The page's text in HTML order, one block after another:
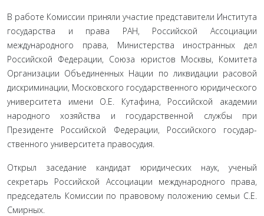
В работе Комиссии приняли участие представители Института
государства и права РАН, Российской Ассоциа­ции
международного права, Министерства иностранных дел
Российской Федерации, Союза юристов Москвы, Комитета
Организации Объединенных Нации по ликвидации расовой
дискриминации, Московского государственного юридиче­ского
университета имени О.Е. Кутафина, Российской ака­демии
народного хозяйства и государственной службы при
Президенте Российской Федерации, Российского государ­
ственного университета правосудия.
Открыл заседание кандидат юридических наук, ученый
секретарь Российской Ассоциации международного права,
председатель Комиссии по правовому положению семьи С.Е.
Смирных.